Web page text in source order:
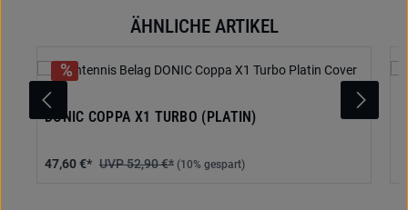
Produktgalerie überspringenÄHNLICHE ARTIKEL
DONIC COPPA X1 TURBO (PLATIN)
47,60 €* 52,90 €* (10% gespart)